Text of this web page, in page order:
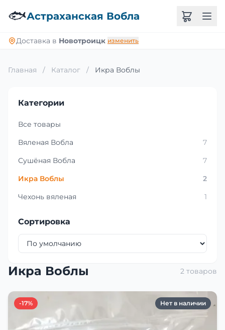
🐟Астраханская Вобла
Доставка в Новотроицк изменить
Главная / Каталог / Икра Воблы
Категории
Все товары
Вяленая Вобла
7
Сушёная Вобла
7
Икра Воблы
2
Чехонь вяленая
1
Сортировка
Икра Воблы 2 товаров
-17% Нет в наличии